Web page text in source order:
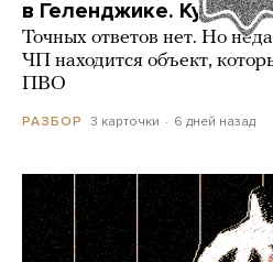
в Геленджике. Куда он
Точных ответов нет. Но
ЧП находится объект,
ПВО
РАЗБОР 3 карточки 6 дней назад